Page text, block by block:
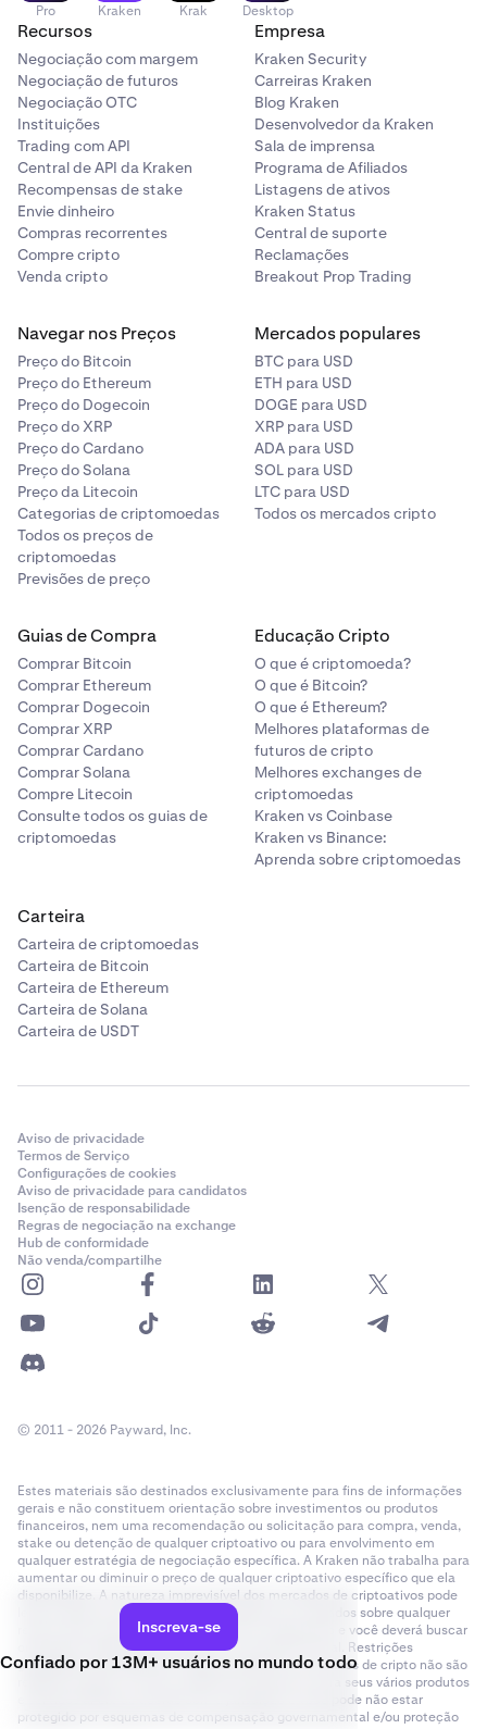
Inscreva-se
Confiado por 13M+ usuários no mundo todo
Pro Kraken Krak Desktop
Recursos
Negociação com margem
Negociação de futuros
Negociação OTC
Instituições
Trading com API
Central de API da Kraken
Recompensas de stake
Envie dinheiro
Compras recorrentes
Compre cripto
Venda cripto
Empresa
Kraken Security
Carreiras Kraken
Blog Kraken
Desenvolvedor da Kraken
Sala de imprensa
Programa de Afiliados
Listagens de ativos
Kraken Status
Central de suporte
Reclamações
Breakout Prop Trading
Navegar nos Preços
Preço do Bitcoin
Preço do Ethereum
Preço do Dogecoin
Preço do XRP
Preço do Cardano
Preço do Solana
Preço da Litecoin
Categorias de criptomoedas
Todos os preços de
criptomoedas
Previsões de preço
Mercados populares
BTC para USD
ETH para USD
DOGE para USD
XRP para USD
ADA para USD
SOL para USD
LTC para USD
Todos os mercados cripto
Guias de Compra
Comprar Bitcoin
Comprar Ethereum
Comprar Dogecoin
Comprar XRP
Comprar Cardano
Comprar Solana
Compre Litecoin
Consulte todos os guias de
criptomoedas
Educação Cripto
O que é criptomoeda?
O que é Bitcoin?
O que é Ethereum?
Melhores plataformas de
futuros de cripto
Melhores exchanges de
criptomoedas
Kraken vs Coinbase
Kraken vs Binance:
Aprenda sobre criptomoedas
Carteira
Carteira de criptomoedas
Carteira de Bitcoin
Carteira de Ethereum
Carteira de Solana
Carteira de USDT
Aviso de privacidade
Termos de Serviço
Configurações de cookies
Aviso de privacidade para candidatos
Isenção de responsabilidade
Regras de negociação na exchange
Hub de conformidade
Não venda/compartilhe
© 2011 - 2026 Payward, Inc.
Estes materiais são destinados exclusivamente para fins de informações
gerais e não constituem orientação sobre investimentos ou produtos
financeiros, nem uma recomendação ou solicitação para compra, venda,
stake ou detenção de qualquer criptoativo ou para envolvimento em
qualquer estratégia de negociação específica. A Kraken não trabalha para
aumentar ou diminuir o preço de qualquer criptoativo específico que ela
disponibilize. A natureza imprevisível dos mercados de criptoativos pode
levar à perda de fundos. Impostos poderão ser cobrados sobre qualquer
retorno e/ou aumento no valor dos seus criptoativos e você deverá buscar
orientação independente quanto à sua posição fiscal. Restrições
geográficas são aplicáveis. Alguns produtos e mercados de cripto não são
regulamentados. O status regulatório da Kraken para seus vários produtos
e serviços difere de acordo com a jurisdição e você pode não estar
protegido por esquemas de compensação governamental e/ou proteção